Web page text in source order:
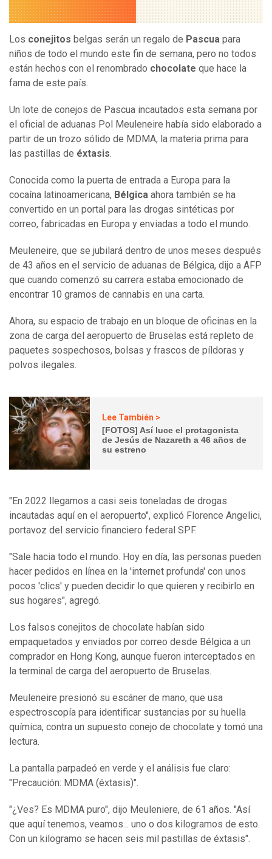
Los conejitos belgas serán un regalo de Pascua para
niños de todo el mundo este fin de semana, pero no todos
están hechos con el renombrado chocolate que hace la
fama de este país.
Un lote de conejos de Pascua incautados esta semana por
el oficial de aduanas Pol Meuleneire había sido elaborado a
partir de un trozo sólido de MDMA, la materia prima para
las pastillas de éxtasis.
Conocida como la puerta de entrada a Europa para la
cocaína latinoamericana, Bélgica ahora también se ha
convertido en un portal para las drogas sintéticas por
correo, fabricadas en Europa y enviadas a todo el mundo.
Meuleneire, que se jubilará dentro de unos meses después
de 43 años en el servicio de aduanas de Bélgica, dijo a AFP
que cuando comenzó su carrera estaba emocionado de
encontrar 10 gramos de cannabis en una carta.
Ahora, su espacio de trabajo en un bloque de oficinas en la
zona de carga del aeropuerto de Bruselas está repleto de
paquetes sospechosos, bolsas y frascos de píldoras y
polvos ilegales.
Lee También >
[FOTOS] Así luce el protagonista
de Jesús de Nazareth a 46 años de
su estreno
"En 2022 llegamos a casi seis toneladas de drogas
incautadas aquí en el aeropuerto", explicó Florence Angelici,
portavoz del servicio financiero federal SPF.
"Sale hacia todo el mundo. Hoy en día, las personas pueden
hacer pedidos en línea en la 'internet profunda' con unos
pocos 'clics' y pueden decidir lo que quieren y recibirlo en
sus hogares", agregó.
Los falsos conejitos de chocolate habían sido
empaquetados y enviados por correo desde Bélgica a un
comprador en Hong Kong, aunque fueron interceptados en
la terminal de carga del aeropuerto de Bruselas.
Meuleneire presionó su escáner de mano, que usa
espectroscopía para identificar sustancias por su huella
química, contra un supuesto conejo de chocolate y tomó una
lectura.
La pantalla parpadeó en verde y el análisis fue claro:
"Precaución: MDMA (éxtasis)".
"¿Ves? Es MDMA puro", dijo Meuleniere, de 61 años. "Así
que aquí tenemos, veamos... uno o dos kilogramos de esto.
Con un kilogramo se hacen seis mil pastillas de éxtasis".